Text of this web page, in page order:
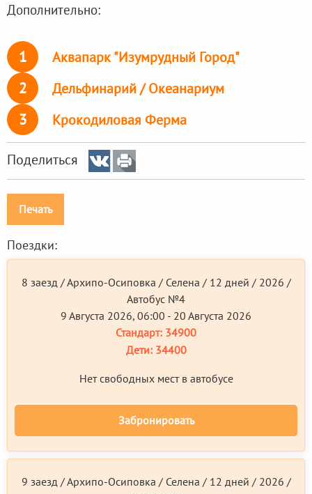
Дополнительно:
1 Аквапарк "Изумрудный Город"
2 Дельфинарий / Океанариум
3 Крокодиловая Ферма
Поделиться
Печать
Поездки:
8 заезд / Архипо-Осиповка / Селена / 12 дней / 2026 /
Автобус №4
9 Августа 2026, 06:00 - 20 Августа 2026
Стандарт: 34900
Дети:34400
Нет свободных мест в автобусе
Забронировать
9 заезд / Архипо-Осиповка / Селена / 12 дней / 2026 /